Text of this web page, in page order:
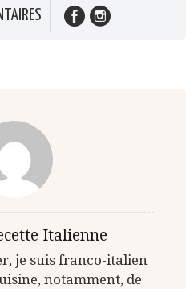
Italienne
je suis franco-italien
notamment, de